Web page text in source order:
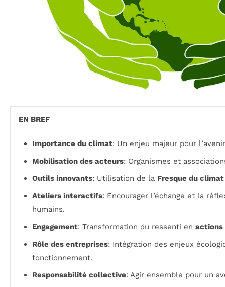
EN BREF
Importance du climat: Un enjeu majeur pour
Mobilisation des acteurs: Organismes et
Outils innovants: Utilisation de la Fresque du climat
Ateliers interactifs: Encourager l’échange et la
humains.
Engagement: Transformation du ressenti en actions
Rôle des entreprises: Intégration des enjeux
fonctionnement.
Responsabilité collective: Agir ensemble pour un